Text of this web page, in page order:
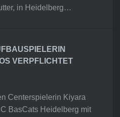
in Heidelberg…
VERPFLICHTET
Centerspielerin Kiyara
BasCats Heidelberg mit